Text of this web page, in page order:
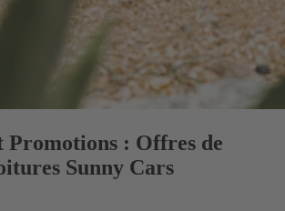
Promotions : Offres de
Sunny Cars